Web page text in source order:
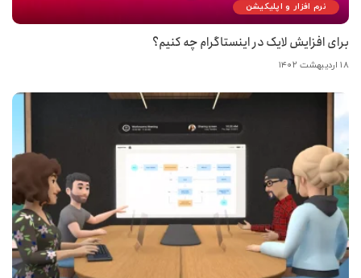
نرم افزار و اپلیکیشن
برای افزایش لایک در اینستاگرام چه کنیم؟
۱۸ اردیبهشت ۱۴۰۲